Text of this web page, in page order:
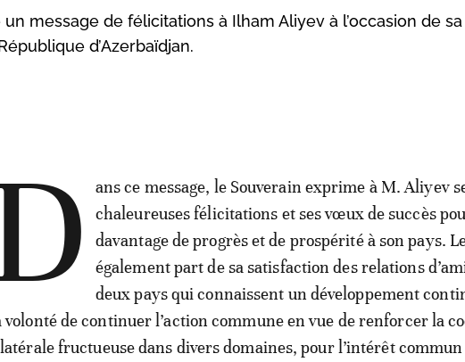
message de félicitations à Ilham Aliyev à l’occasion de
d’Azerbaïdjan.
ans ce message, le Souverain exprime à M. Aliyev
chaleureuses félicitations et ses vœux de succès
davantage de progrès et de prospérité à son pays.
également part de sa satisfaction des relations
deux pays qui connaissent un développement
volonté de continuer l’action commune en vue de renforcer la
fructueuse dans divers domaines, pour l’intérêt commun